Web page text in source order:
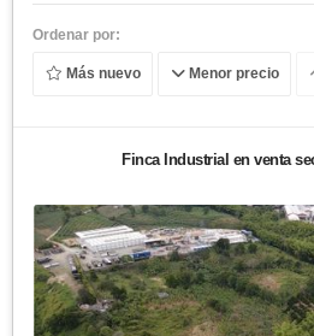
Ordenar por:
Más nuevo Menor precio
Finca Industrial en venta